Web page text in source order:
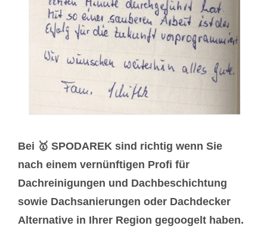
Bei 🥇 SPODAREK sind richtig wenn Sie
nach einem vernünftigen Profi für
Dachreinigungen und Dachbeschichtung
sowie Dachsanierungen oder Dachdecker
Alternative in Ihrer Region gegoogelt haben.